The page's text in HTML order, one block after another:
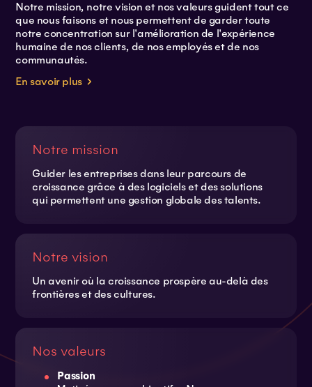
Notre mission, notre vision et nos valeurs guident tout ce
que nous faisons et nous permettent de garder toute
notre concentration sur l'amélioration de l'expérience
humaine de nos clients, de nos employés et de nos
communautés.
En savoir plus
Notre mission
Guider les entreprises dans leur parcours de
croissance grâce à des logiciels et des solutions
qui permettent une gestion globale des talents.
Notre vision
Un avenir où la croissance prospère au-delà des
frontières et des cultures.
Nos valeurs
Passion